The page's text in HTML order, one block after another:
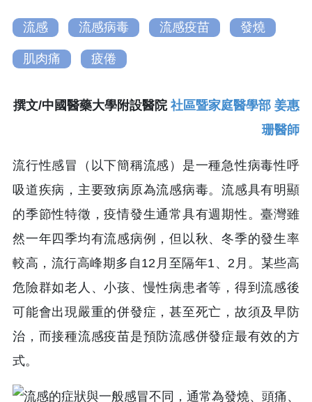
流感 流感病毒 流感疫苗 發燒
肌肉痛 疲倦
撰文/中國醫藥大學附設醫院 社區暨家庭醫學部 姜惠
珊醫師
流行性感冒（以下簡稱流感）是一種急性病毒性呼
吸道疾病，主要致病原為流感病毒。流感具有明顯
的季節性特徵，疫情發生通常具有週期性。臺灣雖
然一年四季均有流感病例，但以秋、冬季的發生率
較高，流行高峰期多自12月至隔年1、2月。某些高
危險群如老人、小孩、慢性病患者等，得到流感後
可能會出現嚴重的併發症，甚至死亡，故須及早防
治，而接種流感疫苗是預防流感併發症最有效的方
式。